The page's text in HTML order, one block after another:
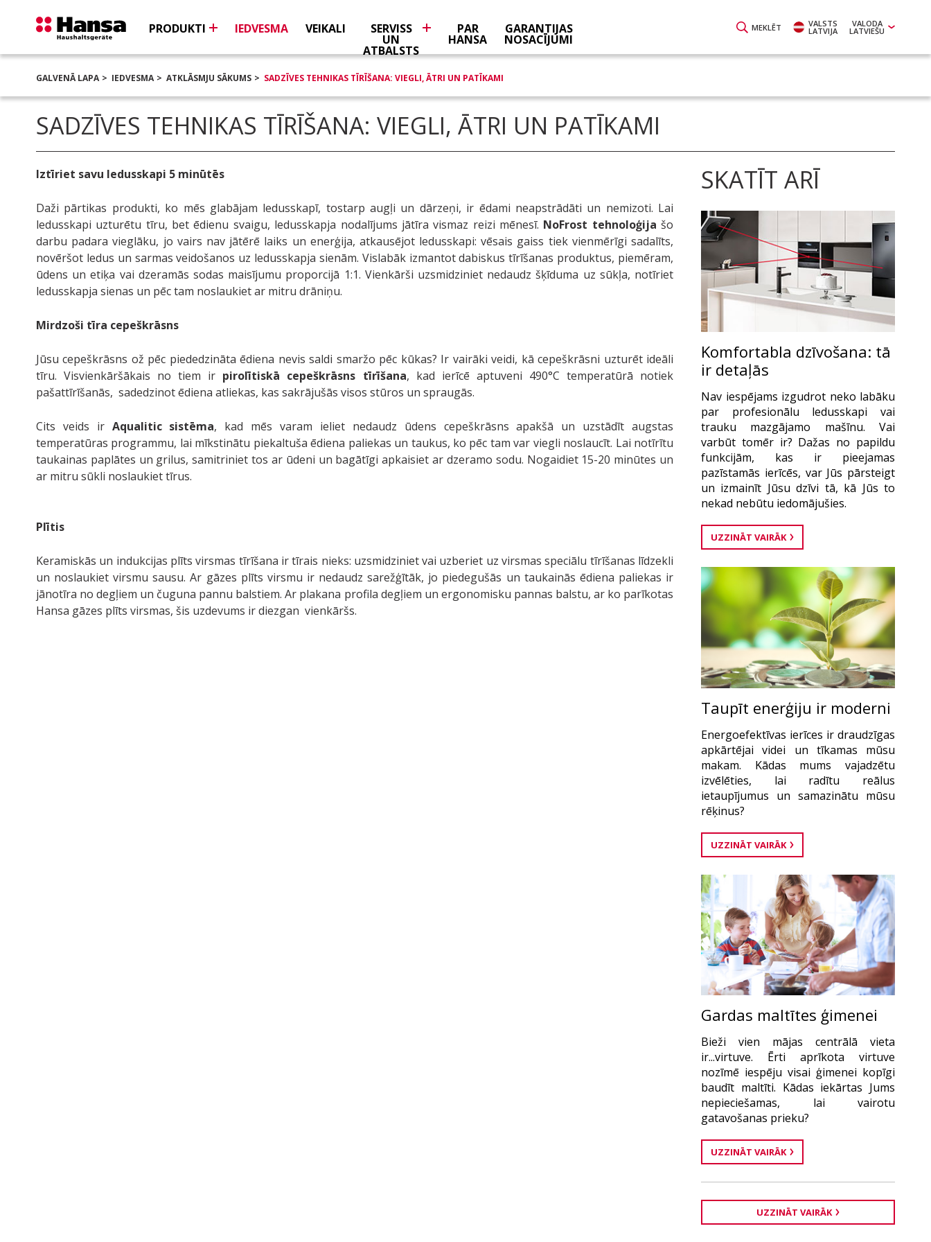
MEKLĒT VALSTS
LATVIJA
VALODA
LATVIEŠU
PRODUKTI IEDVESMA VEIKALI SERVISS
UN
ATBALSTS
PAR
HANSA
GARANTIJAS
NOSACĪJUMI
GALVENĀ LAPA IEDVESMA ATKLĀSMJU SĀKUMS SADZĪVES TEHNIKAS TĪRĪŠANA: VIEGLI, ĀTRI UN PATĪKAMI
SADZĪVES TEHNIKAS TĪRĪŠANA: VIEGLI, ĀTRI UN PATĪKAMI
Iztīriet savu ledusskapi 5 minūtēs
Daži pārtikas produkti, ko mēs glabājam ledusskapī, tostarp augļi un dārzeņi, ir ēdami neapstrādāti un nemizoti. Lai
ledusskapi uzturētu tīru, bet ēdienu svaigu, ledusskapja nodalījums jātīra vismaz reizi mēnesī. NoFrost tehnoloģija šo
darbu padara vieglāku, jo vairs nav jātērē laiks un enerģija, atkausējot ledusskapi: vēsais gaiss tiek vienmērīgi sadalīts,
novēršot ledus un sarmas veidošanos uz ledusskapja sienām. Vislabāk izmantot dabiskus tīrīšanas produktus, piemēram,
ūdens un etiķa vai dzeramās sodas maisījumu proporcijā 1:1. Vienkārši uzsmidziniet nedaudz šķīduma uz sūkļa, notīriet
ledusskapja sienas un pēc tam noslaukiet ar mitru drāniņu.
Mirdzoši tīra cepeškrāsns
Jūsu cepeškrāsns ož pēc piededzināta ēdiena nevis saldi smaržo pēc kūkas? Ir vairāki veidi, kā cepeškrāsni uzturēt ideāli
tīru. Visvienkāršākais no tiem ir pirolītiskā cepeškrāsns tīrīšana, kad ierīcē aptuveni 490°C temperatūrā notiek
pašattīrīšanās, sadedzinot ēdiena atliekas, kas sakrājušās visos stūros un spraugās.
Cits veids ir Aqualitic sistēma, kad mēs varam ieliet nedaudz ūdens cepeškrāsns apakšā un uzstādīt augstas
temperatūras programmu, lai mīkstinātu piekaltuša ēdiena paliekas un taukus, ko pēc tam var viegli noslaucīt. Lai notīrītu
taukainas paplātes un grilus, samitriniet tos ar ūdeni un bagātīgi apkaisiet ar dzeramo sodu. Nogaidiet 15-20 minūtes un
ar mitru sūkli noslaukiet tīrus.
Plītis
Keramiskās un indukcijas plīts virsmas tīrīšana ir tīrais nieks: uzsmidziniet vai uzberiet uz virsmas speciālu tīrīšanas līdzekli
un noslaukiet virsmu sausu. Ar gāzes plīts virsmu ir nedaudz sarežģītāk, jo piedegušās un taukainās ēdiena paliekas ir
jānotīra no degļiem un čuguna pannu balstiem. Ar plakana profila degļiem un ergonomisku pannas balstu, ar ko parīkotas
Hansa gāzes plīts virsmas, šis uzdevums ir diezgan vienkāršs.
SKATĪT ARĪ
Komfortabla dzīvošana: tā
ir detaļās
Nav iespējams izgudrot neko labāku
par profesionālu ledusskapi vai
trauku mazgājamo mašīnu. Vai
varbūt tomēr ir? Dažas no papildu
funkcijām, kas ir pieejamas
pazīstamās ierīcēs, var Jūs pārsteigt
un izmainīt Jūsu dzīvi tā, kā Jūs to
nekad nebūtu iedomājušies.
UZZINĀT VAIRĀK
Taupīt enerģiju ir moderni
Energoefektīvas ierīces ir draudzīgas
apkārtējai videi un tīkamas mūsu
makam. Kādas mums vajadzētu
izvēlēties, lai radītu reālus
ietaupījumus un samazinātu mūsu
rēķinus?
UZZINĀT VAIRĀK
Gardas maltītes ģimenei
Bieži vien mājas centrālā vieta
ir...virtuve. Ērti aprīkota virtuve
nozīmē iespēju visai ģimenei kopīgi
baudīt maltīti. Kādas iekārtas Jums
nepieciešamas, lai vairotu
gatavošanas prieku?
UZZINĀT VAIRĀK
UZZINĀT VAIRĀK